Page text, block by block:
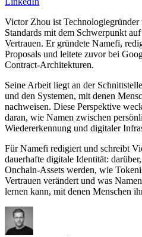
Victor Zhou ist Technologiegründer
Standards mit dem Schwerpunkt
Vertrauen. Er gründete Namefi,
Proposals und leitete zuvor bei
Contract-Architekturen.
Seine Arbeit liegt an der
und den Systemen, mit denen
nachweisen. Diese Perspektive
daran, wie Namen zwischen
Wiedererkennung und digitaler
Für Namefi redigiert und schreibt
dauerhafte digitale Identität:
Onchain-Assets werden, wie
Vertrauen verändert und was
lernen kann, mit denen Menschen